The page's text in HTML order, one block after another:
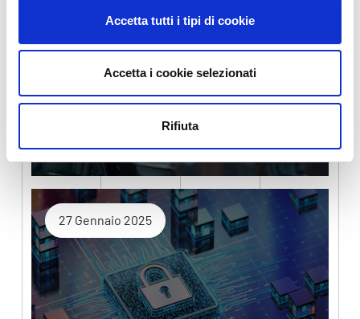
Accetta tutti i tipi di cookie
Accetta i cookie selezionati
Rifiuta
Technology e business matching: il servizio
che connette aziende e fornitori
tecnologici
27 Gennaio 2025